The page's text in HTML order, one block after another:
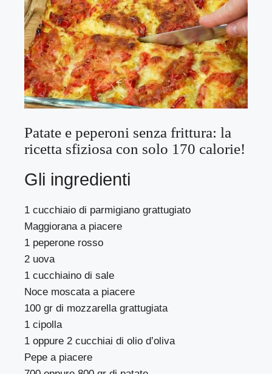
Patate e peperoni senza frittura: la
ricetta sfiziosa con solo 170 calorie!
Gli ingredienti
1 cucchiaio di parmigiano grattugiato
Maggiorana a piacere
1 peperone rosso
2 uova
1 cucchiaino di sale
Noce moscata a piacere
100 gr di mozzarella grattugiata
1 cipolla
1 oppure 2 cucchiai di olio d’oliva
Pepe a piacere